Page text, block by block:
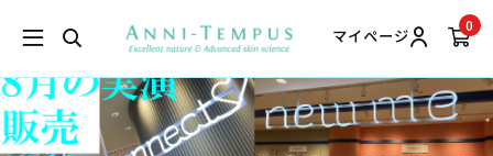
マイページ
0